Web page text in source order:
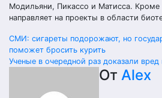
Модильяни, Пикассо и Матисса. Кроме
направляет на проекты в области
Навигация
по
записям
СМИ: сигареты подорожают, но
поможет бросить курить
Ученые в очередной раз доказали вред
От Alex